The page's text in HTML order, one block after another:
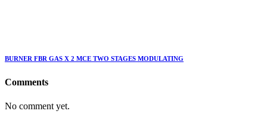
BURNER FBR GAS X 2 MCE TWO STAGES MODULATING
Comments
No comment yet.